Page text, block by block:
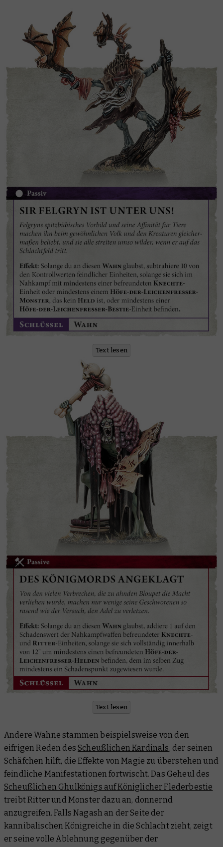
Text lesen
Text lesen
Andere Wahne stammen beispielsweise von den
eifrigen Reden desScheußlichen Kardinals, der seinen
Schäfchen hilft, die Effekte von Magie zu überstehen und
feindliche Manifestationen fortwischt. Das Geheul des
Scheußlichen Ghulkönigs auf Königlicher Flederbestie
treibt Ritter und Monster dazu an, donnernd
anzugreifen. Falls Nagash an der Seite der
kannibalischen Königreiche in die Schlacht zieht, zeigt
er seine volle Ablehnung gegenüber der